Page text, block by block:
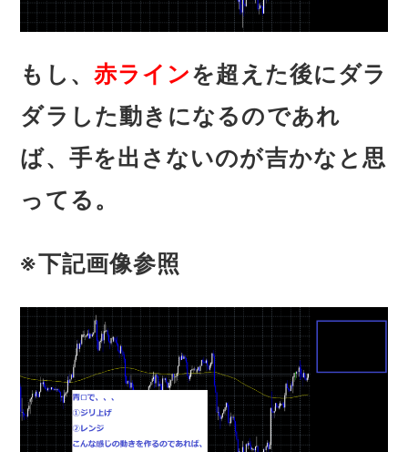
もし、 赤ラインを超えた後にダラ
ダラした動きになるのであれ
ば、手を出さないのが吉かなと思
ってる。
※下記画像参照